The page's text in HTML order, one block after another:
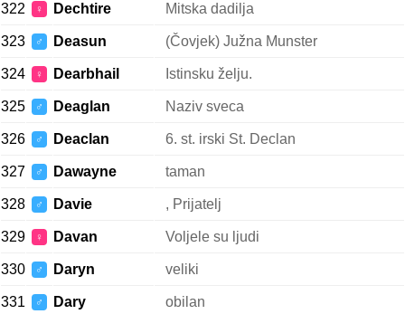
322 ♀ Dechtire Mitska dadilja
323 ♂ Deasun (Čovjek) Južna Munster
324 ♀ Dearbhail Istinsku želju.
325 ♂ Deaglan Naziv sveca
326 ♂ Deaclan 6. st. irski St. Declan
327 ♂ Dawayne taman
328 ♂ Davie , Prijatelj
329 ♀ Davan Voljele su ljudi
330 ♂ Daryn veliki
331 ♂ Dary obilan